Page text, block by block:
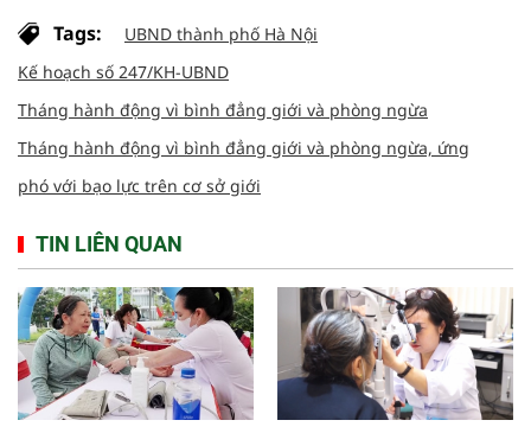
Tags:
UBND thành phố Hà Nội
Kế hoạch số 247/KH-UBND
Tháng hành động vì bình đẳng giới và phòng ngừa
Tháng hành động vì bình đẳng giới và phòng ngừa, ứng
phó với bạo lực trên cơ sở giới
TIN LIÊN QUAN